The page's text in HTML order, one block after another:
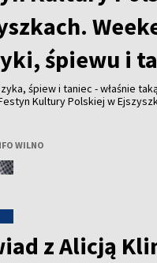
śpiewu i
śpiew i taniec - właśnie
Kultury Polskiej w
WILNO
z Alicją